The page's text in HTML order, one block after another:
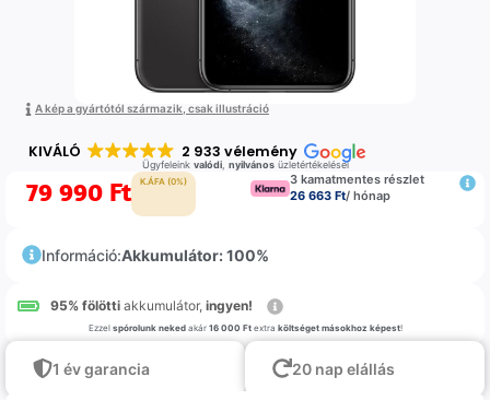
A kép a gyártótól származik, csak illustráció
KIVÁLÓ 2 933 vélemény
Ügyfeleink valódi, nyilvánosüzletértékelései
79 990 Ft K.ÁFA (0%)
3 kamatmentes részlet
26 663 Ft/ hónap
Információ:Akkumulátor: 100%
95% fölötti akkumulátor, ingyen!
Ezzel spórolunk nekedakár 16 000 Ftextra költséget másokhoz képest!
1 év garancia 20 nap elállás